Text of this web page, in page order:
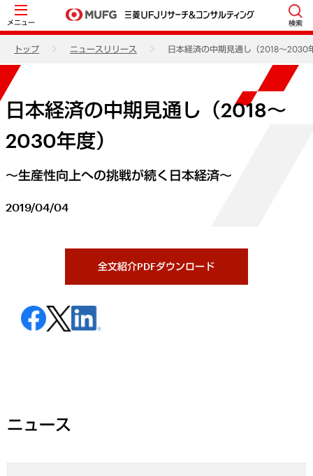
メニュー 検索
トップ ニュースリリース 日本経済の中期見通し（2018～2030
日本経済の中期見通し（2018～
2030年度）
～生産性向上への挑戦が続く日本経済～
2019/04/04
全文紹介PDFダウンロード
ニュース